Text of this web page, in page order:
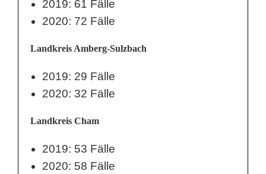
2019: 61 Fälle
2020: 72 Fälle
Landkreis Amberg-Sulzbach
2019: 29 Fälle
2020: 32 Fälle
Landkreis Cham
2019: 53 Fälle
2020: 58 Fälle